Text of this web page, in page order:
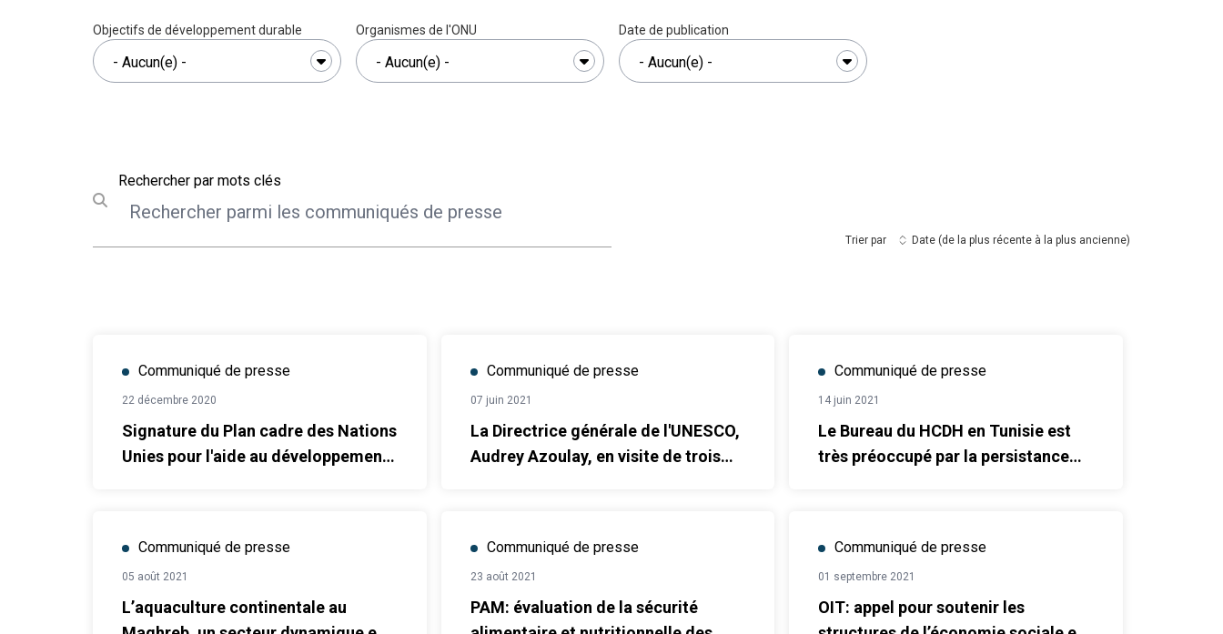
Objectifs de développement durable Organismes de l'ONU Date de publication
Submit search
Rechercher par mots clés
Trier par Date (de la plus récente à la plus ancienne)
Communiqué de presse
22 décembre 2020
Signature du Plan cadre des Nations
Unies pour l'aide au développement
Communiqué de presse
07 juin 2021
La Directrice générale de l'UNESCO,
Audrey Azoulay, en visite de trois
Communiqué de presse
14 juin 2021
Le Bureau du HCDH en Tunisie est
très préoccupé par la persistance
Communiqué de presse
05 août 2021
L’aquaculture continentale au
Communiqué de presse
23 août 2021
PAM: évaluation de la sécurité
Communiqué de presse
01 septembre 2021
OIT: appel pour soutenir les